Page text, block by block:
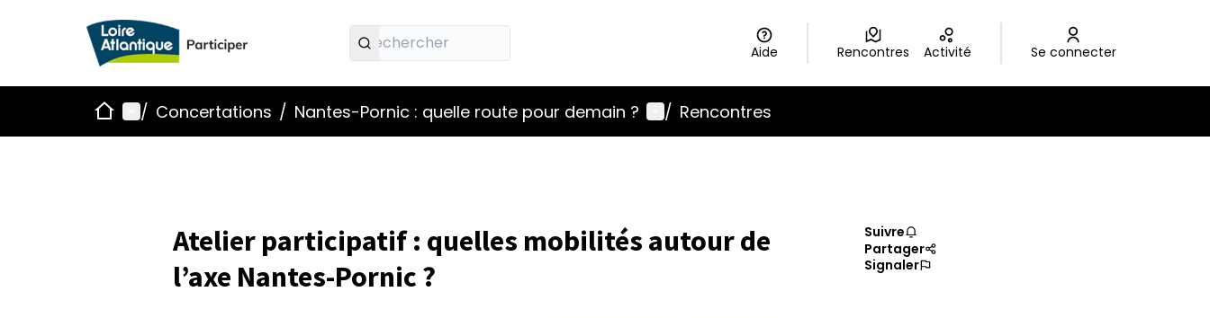
Aide Rencontres Activité Se connecter
AccueilMenu principal
/ Concertations / Nantes-Pornic : quelle route pour demain ? Menu utilisateur
/ Rencontres
Atelier participatif : quelles mobilités autour de
l’axe Nantes-Pornic ?
Suivre
Partager
Signaler